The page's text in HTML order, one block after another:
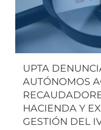
UPTA
AUTÓNOMOS
HACIENDA Y
GESTIÓN DEL